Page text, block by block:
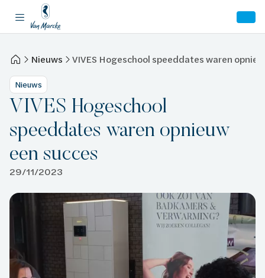
Nieuws VIVES Hogeschool speeddates waren
Nieuws
VIVES Hogeschool
speeddates waren opnieuw
een succes
29/11/2023